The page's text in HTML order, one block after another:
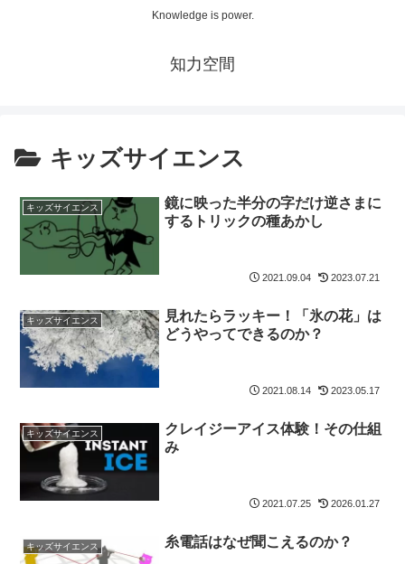
Knowledge is power.
知力空間
キッズサイエンス
キッズサイエンス
鏡に映った半分の字だけ逆さまに
するトリックの種あかし
2021.09.04 2023.07.21
キッズサイエンス
見れたらラッキー！「氷の花」は
どうやってできるのか？
2021.08.14 2023.05.17
キッズサイエンス
クレイジーアイス体験！その仕組
み
2021.07.25 2026.01.27
キッズサイエンス 糸電話はなぜ聞こえるのか？